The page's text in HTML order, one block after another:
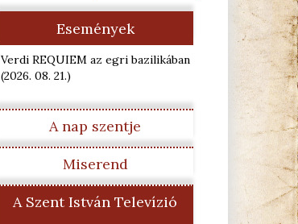
Események
Verdi REQUIEM az egri bazilikában
(2026. 08. 21.)
A nap szentje
Miserend
A Szent István Televízió